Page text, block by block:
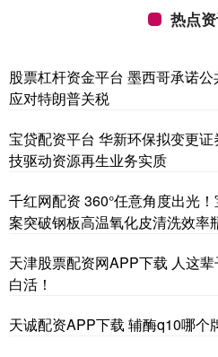
热点
股票杠杆资金平台 墨西哥承诺
应对特朗普关税
宝贷配资平台 华新环保拟变更证
技驱动资源再生业务实质
千红网配资 360°任意角度出光
案突破钢板高温氧化皮清洗效率
天津股票配资网APP下载 人这
白活！
天诚配资APP下载 辅酶q10哪个